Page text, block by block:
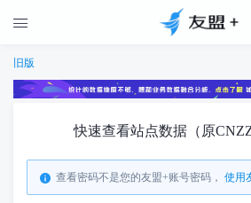

旧版
快速查看站点数据（原
查看密码不是您的友盟+账号密码， 使用